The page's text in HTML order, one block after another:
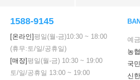
1588-9145
[온라인]평일(월-금)10:30 ~ 18:00
(휴무:토/일/공휴일)
[매장]평일(월-금) 10:30 ~ 19:00
토/일/공휴일 13:00 ~ 19:00
예
농
국
신